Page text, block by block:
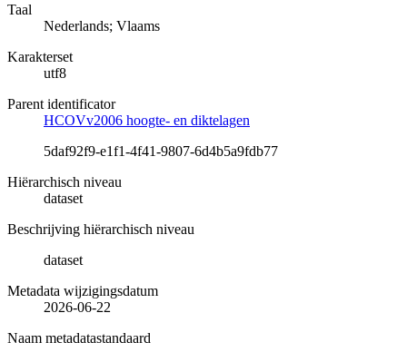
Taal
Nederlands; Vlaams
Karakterset
utf8
Parent identificator
HCOVv2006 hoogte- en diktelagen
5daf92f9-e1f1-4f41-9807-6d4b5a9fdb77
Hiërarchisch niveau
dataset
Beschrijving hiërarchisch niveau
dataset
Metadata wijzigingsdatum
2026-06-22
Naam metadatastandaard